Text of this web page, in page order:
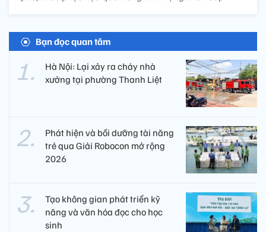
Bạn đọc quan tâm
Hà Nội: Lại xảy ra cháy nhà
xưởng tại phường Thanh Liệt
Phát hiện và bồi dưỡng tài năng
trẻ qua Giải Robocon mở rộng
2026
Tạo không gian phát triển kỹ
năng và văn hóa đọc cho học
sinh